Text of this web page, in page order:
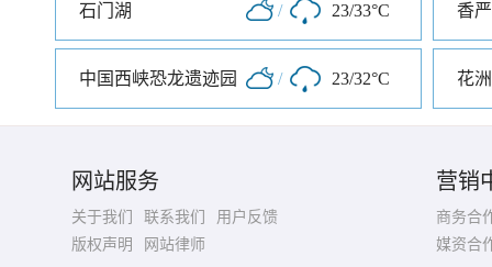
石门湖 / 23/33°C 香
中国西峡恐龙遗迹园 / 23/32°C 花
网站服务
关于我们 联系我们
用户反馈
版权声明
网站律师
营销
商务合
媒资合